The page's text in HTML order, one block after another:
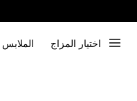
اختيار المزاج الملابس